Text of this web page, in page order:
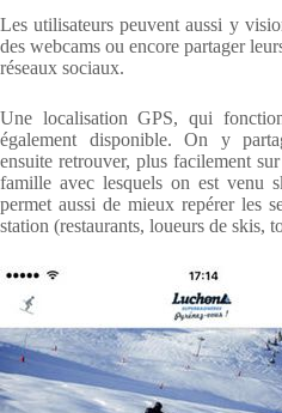
Les utilisateurs peuvent aussi y
des webcams ou encore partager
réseaux sociaux.
Une localisation GPS, qui
également disponible. On y
ensuite retrouver, plus facilement
famille avec lesquels on est venu
permet aussi de mieux repérer les
station (restaurants, loueurs de skis,